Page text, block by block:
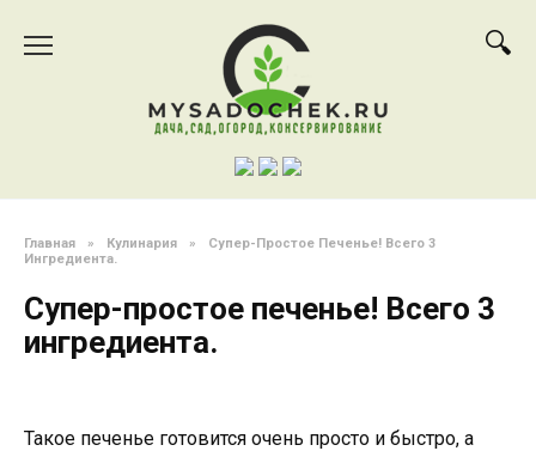
содержанию
Главная » Кулинария »
Супер-Простое Печенье! Всего 3
Ингредиента.
Супер-простое печенье! Всего 3
ингредиента.
Такое печенье готовится очень просто и быстро, а